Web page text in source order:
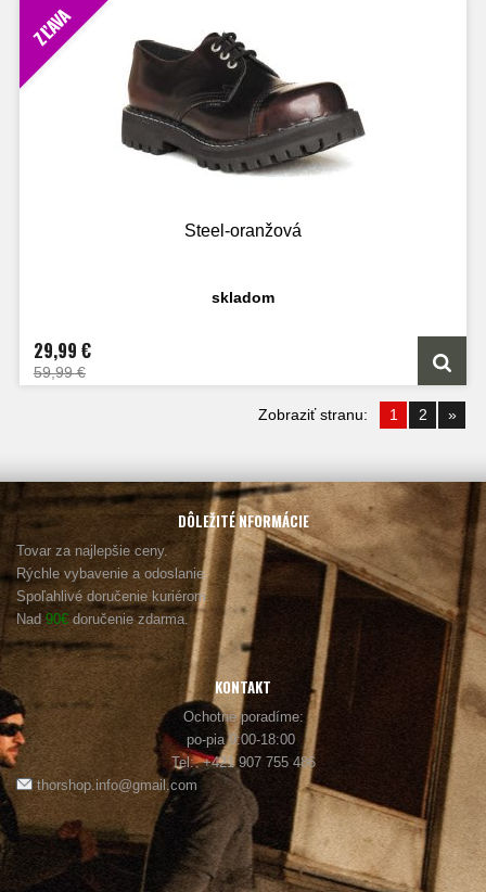
ZĽAVA
Steel-oranžová
skladom
29,99 €
59,99 €
Zobraziť stranu: 1 2 »
DÔLEŽITÉ NFORMÁCIE
Tovar za najlepšie ceny.
Rýchle vybavenie a odoslanie.
Spoľahlivé doručenie kuriérom.
Nad90€ doručenie zdarma.
KONTAKT
Ochotne poradíme:
po-pia 9:00-18:00
Tel: +421 907 755 486
thorshop.info@gmail.com